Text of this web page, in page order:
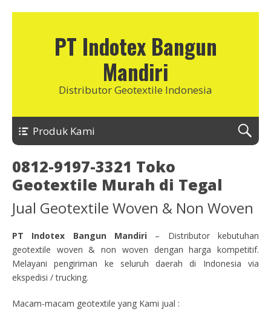
PT Indotex Bangun
Mandiri
Distributor Geotextile Indonesia
Produk Kami
0812-9197-3321 Toko
Geotextile Murah di Tegal
Jual Geotextile Woven & Non Woven
PT Indotex Bangun Mandiri – Distributor kebutuhan
geotextile woven & non woven dengan harga kompetitif.
Melayani pengiriman ke seluruh daerah di Indonesia via
ekspedisi / trucking.
Macam-macam geotextile yang Kami jual :